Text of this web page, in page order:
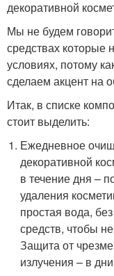
декоративной
Мы не будем
средствах которые
условиях, потому
сделаем акцент на
Итак, в списке
стоит выделить:
Ежедневное
декоративной
в течение дня –
удаления
простая вода,
средств, чтобы
Защита от
излучения – в